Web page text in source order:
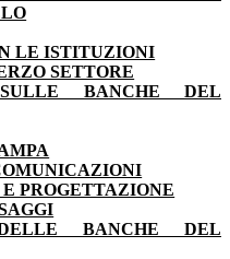
LE ISTITUZIONI
SETTORE
BANCHE DEL
PROGETTAZIONE
BANCHE DEL